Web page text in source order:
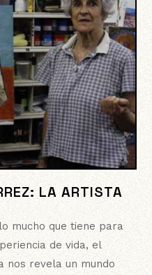
LA ARTISTA
mucho que tiene para
de vida, el
nos revela un mundo